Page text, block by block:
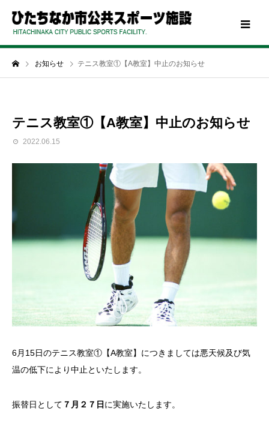
お知らせ テニス教室①【A教室】中止のお知らせ
テニス教室①【A教室】中止のお知らせ
2022.06.15
6月15日のテニス教室①【A教室】につきましては悪天候及び気
温の低下により中止といたします。
振替日として ７月２７日 に実施いたします。